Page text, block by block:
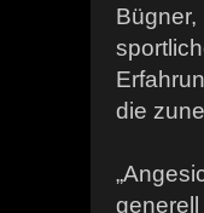
die